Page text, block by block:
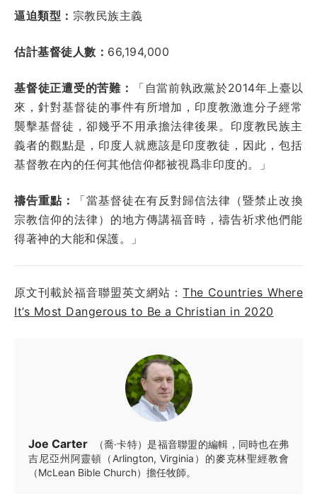
逼迫類型： 宗教民族主義
估計基督徒人數： 66,194,000
基督徒正遭受的苦難： 「自當前執政黨於2014年上臺以
來，針對基督徒的事件有所增加，印度教激進分子經常
襲擊基督徒，卻幾乎不用承擔法律後果。印度教民族主
義者的觀點是，印度人就應該是印度教徒，因此，包括
基督教在內的任何其他信仰都被視爲非印度的。」
禱告重點：
「當基督徒在有反對歸信法律（暨禁止改換
宗教信仰的法律）的地方傳講福音時，禱告祈求他們能
得著神的大能和保護。」
原文刊載於福音聯盟英文網站：The Countries Where
It’s Most Dangerous to Be a Christian in 2020
Joe Carter
（喬·卡特）是福音聯盟的編輯，同時也在弗
吉尼亞州阿靈頓（Arlington, Virginia）的麥克林聖經教會
（McLean Bible Church）擔任牧師。